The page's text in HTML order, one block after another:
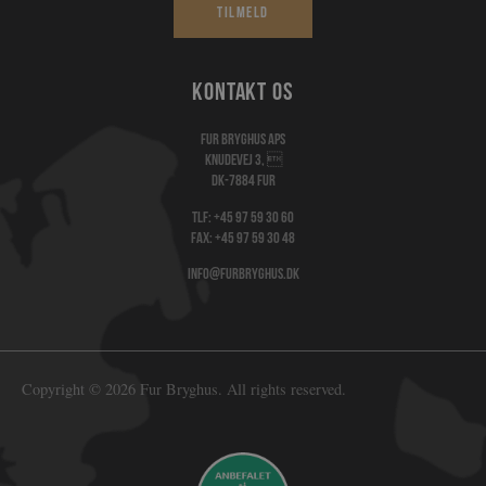
Tilmeld
Kontakt os
Fur Bryghus Aps
Knudevej 3, 
DK-7884 Fur
Tlf:+45 97 59 30 60
Fax: +45 97 59 30 48
info@furbryghus.dk
Copyright © 2026 Fur Bryghus. All rights reserved.